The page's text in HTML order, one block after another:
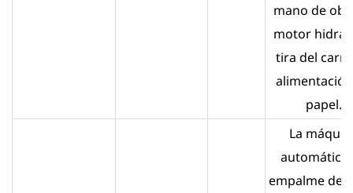
mano de
motor
tira del
papel.
La
automática
empalme de